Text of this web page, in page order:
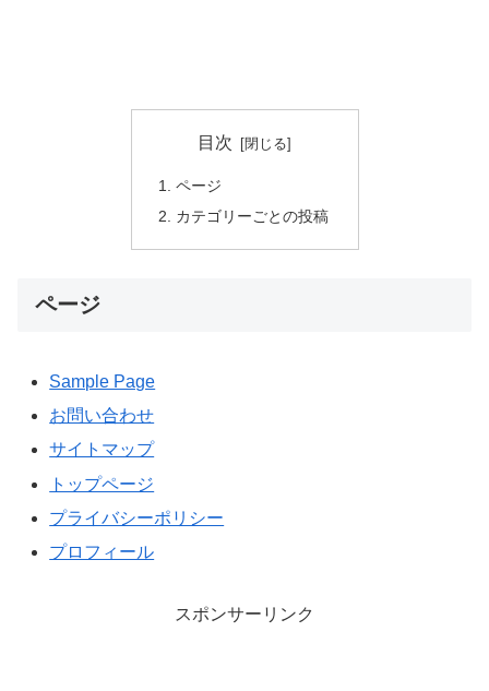
目次
ページ
カテゴリーごとの投稿
ページ
Sample Page
お問い合わせ
サイトマップ
トップページ
プライバシーポリシー
プロフィール
スポンサーリンク